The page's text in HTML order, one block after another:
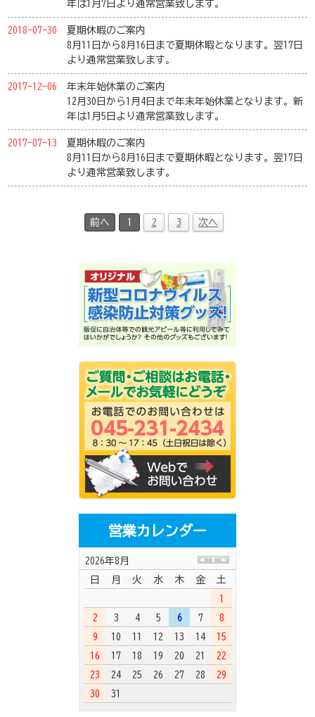
年は1月7日より通常営業致します。
2018-07-30 夏期休暇のご案内
8月11日から8月16日まで夏期休暇となります。翌17日
より通常営業致します。
2017-12-06 年末年始休業のご案内
12月30日から1月4日まで年末年始休業となります。新
年は1月5日より通常営業致します。
2017-07-13 夏期休暇のご案内
8月11日から8月16日まで夏期休暇となります。翌17日
より通常営業致します。
前へ 1 2 3 次へ
営業カレンダー
2026年8月
日
月 火 水 木 金
土
1
2
3 4 5 6 7
8
9
10 11 12 13 14
15
16
17 18 19 20 21
22
23
24 25 26 27 28
29
30
31